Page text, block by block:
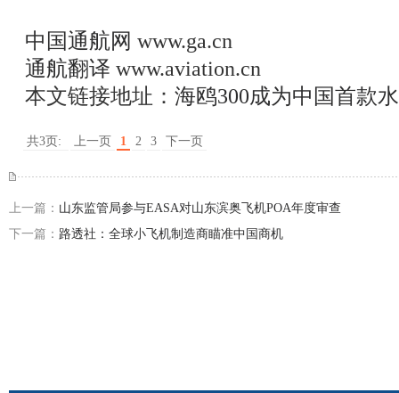
中国通航网 www.ga.cn
通航翻译 www.aviation.cn
本文链接地址： 海鸥300成为中国首款
共3页: 上一页 1 2 3 下一页
上一篇： 山东监管局参与EASA对山东滨奥飞机POA年度审查
下一篇： 路透社：全球小飞机制造商瞄准中国商机